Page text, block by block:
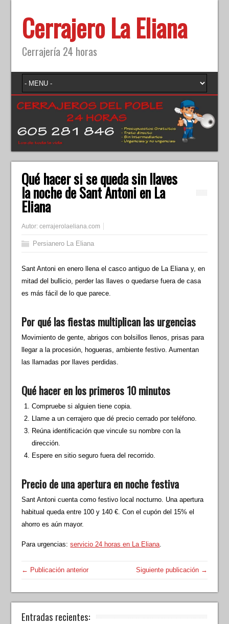
Cerrajero La Eliana
Cerrajería 24 horas
Qué hacer si se queda sin llaves
la noche de Sant Antoni en La
Eliana
Autor:cerrajerolaeliana.com
Persianero La Eliana
Sant Antoni en enero llena el casco antiguo de La Eliana y, en
mitad del bullicio, perder las llaves o quedarse fuera de casa
es más fácil de lo que parece.
Por qué las fiestas multiplican las urgencias
Movimiento de gente, abrigos con bolsillos llenos, prisas para
llegar a la procesión, hogueras, ambiente festivo. Aumentan
las llamadas por llaves perdidas.
Qué hacer en los primeros 10 minutos
Compruebe si alguien tiene copia.
Llame a un cerrajero que dé precio cerrado por teléfono.
Reúna identificación que vincule su nombre con la
dirección.
Espere en sitio seguro fuera del recorrido.
Precio de una apertura en noche festiva
Sant Antoni cuenta como festivo local nocturno. Una apertura
habitual queda entre 100 y 140 €. Con el cupón del 15% el
ahorro es aún mayor.
Para urgencias:servicio 24 horas en La Eliana
← Publicación anterior Siguiente publicación →
Entradas recientes: